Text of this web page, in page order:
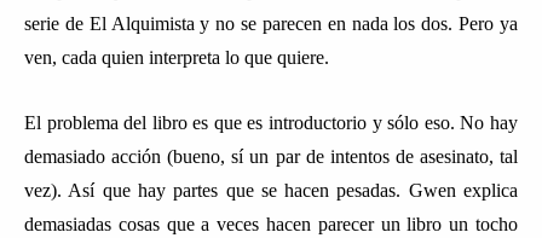
serie de El Alquimista y no se parecen en nada los dos. Pero ya
ven, cada quien interpreta lo que quiere.
El problema del libro es que es introductorio y sólo eso. No hay
demasiado acción (bueno, sí un par de intentos de asesinato, tal
vez). Así que hay partes que se hacen pesadas. Gwen explica
demasiadas cosas que a veces hacen parecer un libro un tocho